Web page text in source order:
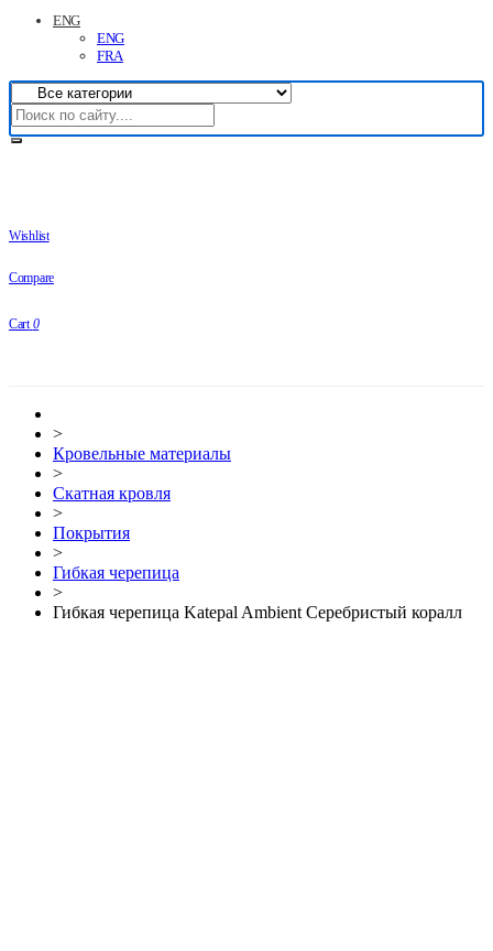
ENG
ENG
FRA
Wishlist
Compare
Cart 0
>
Кровельные материалы
>
Скатная кровля
>
Покрытия
>
Гибкая черепица
>
Гибкая черепица Katepal Ambient Серебристый коралл